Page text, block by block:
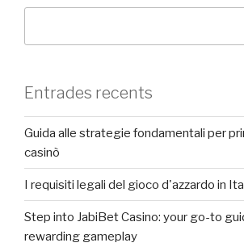
Entrades recents
Guida alle strategie fondamentali per
casinò
I requisiti legali del gioco d'azzardo in
Step into JabiBet Casino: your go-to
rewarding gameplay